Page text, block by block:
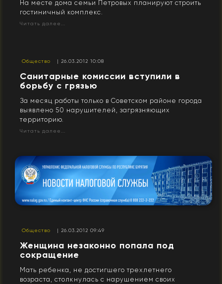
На месте дома семьи Петровых планируют строить
гостиничный комплекс.
Читать далее...
Общество | 26.03.2012 10:08
Санитарные комиссии вступили в
борьбу с грязью
За месяц работы только в Советском районе города
выявлено 50 нарушителей, загрязняющих
территорию.
Читать далее...
Общество | 26.03.2012 09:49
Женщина незаконно попала под
сокращение
Мать ребенка, не достигшего трехлетнего
возраста, столкнулась с нарушением своих